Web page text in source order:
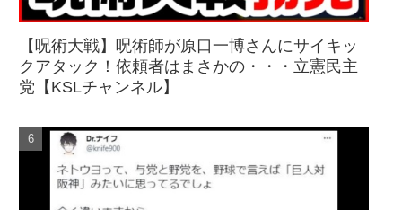
【呪術大戦】呪術師が原口一博さんにサイキッ
クアタック！依頼者はまさかの・・・立憲民主
党【KSLチャンネル】